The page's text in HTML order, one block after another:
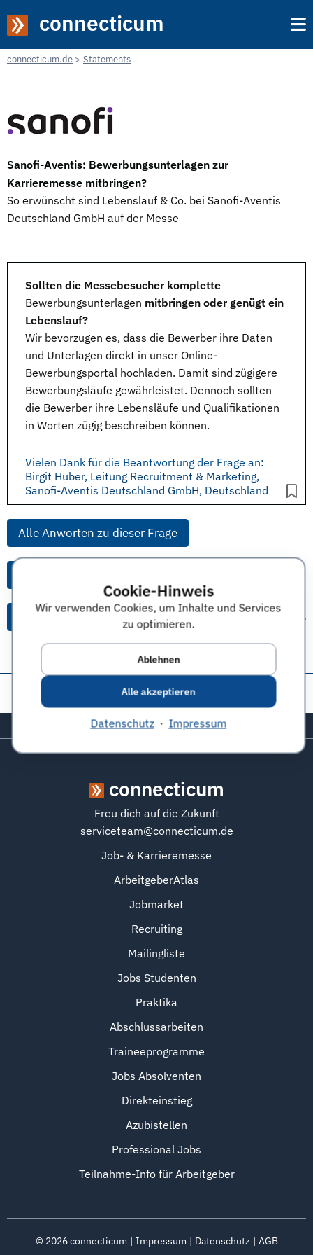
Cookie-Hinweis
Wir verwenden Cookies, um Inhalte und Services
zu optimieren.
Ablehnen
Alle akzeptieren
Datenschutz· Impressum
connecticum
connecticum.de Statements
Sanofi-Aventis: Bewerbungsunterlagen zur
Karrieremesse mitbringen?
So erwünscht sind Lebenslauf & Co. bei Sanofi-Aventis
Deutschland GmbH auf der Messe
Sollten die Messebesucher komplette
Bewerbungsunterlagen mitbringen oder genügt ein
Lebenslauf?
Wir bevorzugen es, dass die Bewerber ihre Daten
und Unterlagen direkt in unser Online-
Bewerbungsportal hochladen. Damit sind zügigere
Bewerbungsläufe gewährleistet. Dennoch sollten
die Bewerber ihre Lebensläufe und Qualifikationen
in Worten zügig beschreiben können.
Vielen Dank für die Beantwortung der Frage an:
Birgit Huber, Leitung Recruitment & Marketing,
Sanofi-Aventis Deutschland GmbH, Deutschland
Alle Anworten zu dieser Frage
Alle Themen & Expertentipps
Diese Seite teilen:
Zurück zum Seitenanfang
connecticum
Freu dich auf die Zukunft
serviceteam@connecticum.de
Job- & Karrieremesse
ArbeitgeberAtlas
Jobmarket
Recruiting
Mailingliste
Jobs Studenten
Praktika
Abschlussarbeiten
Traineeprogramme
Jobs Absolventen
Direkteinstieg
Azubistellen
Professional Jobs
Teilnahme-Info für Arbeitgeber
© 2026connecticum Impressum Datenschutz AGB